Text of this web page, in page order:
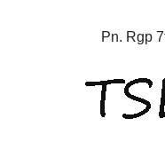
Pn. Rgp